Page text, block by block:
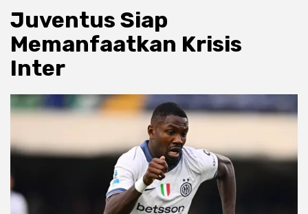
Juventus Siap
Memanfaatkan Krisis
Inter